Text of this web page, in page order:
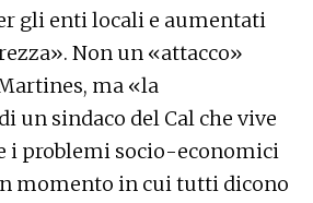
gli enti locali e aumentati
Non un «attacco»
ma «la
un sindaco del Cal che vive
i problemi socio-economici
momento in cui tutti dicono